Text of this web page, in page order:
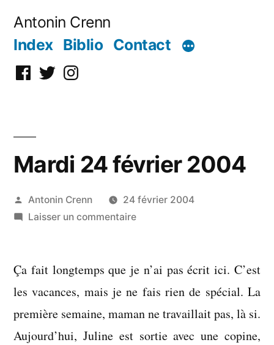
Antonin Crenn
Index Biblio Contact
Facebook
TwitterInstagram
Mardi 24 février 2004
Publié
par
Antonin Crenn
24 février 2004
Laisser un commentairesur
février
Ça fait longtemps que je n’ai pas écrit ici. C’est
les vacances, mais je ne fais rien de spécial. La
première semaine, maman ne travaillait pas, là si.
Aujourd’hui, Juline est sortie avec une copine,